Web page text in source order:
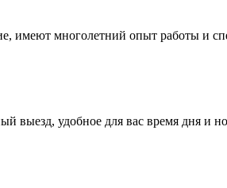
имеют многолетний опыт работы и
выезд, удобное для вас время дня и